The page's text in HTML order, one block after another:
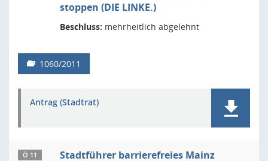
stoppen (DIE LINKE.)
Beschluss: mehrheitlich abgelehnt
1060/2011
Antrag (Stadtrat)
Ö 11
Stadtführer barrierefreies Mainz